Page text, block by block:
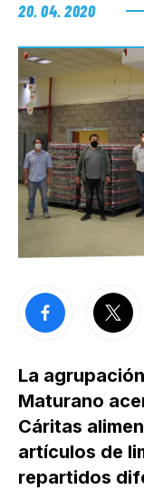
EL LADO «G»
20. 04. 2020
La
Maturano
Cáritas
artículos de
repartidos